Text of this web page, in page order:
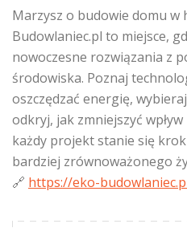
Marzysz o budowie domu w
Budowlaniec.pl to miejsce,
nowoczesne rozwiązania z
środowiska. Poznaj
oszczędzać energię,
odkryj, jak zmniejszyć
każdy projekt stanie się
bardziej zrównoważonego
🔗 https://eko-